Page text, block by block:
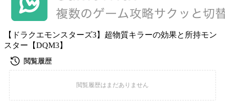
【ドラクエモンスターズ3】超物質キラーの効果と所持モン
スター【DQM3】